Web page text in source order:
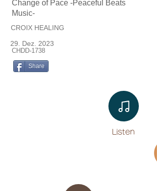
Change of Pace -Peaceful Beats
Music-
CROIX HEALING
29. Dez. 2023
CHDD-1738
Share
Listen​